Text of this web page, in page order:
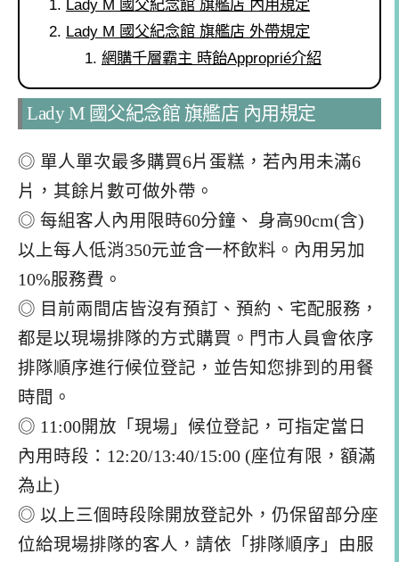
Lady M 國父紀念館 旗艦店 內用規定
Lady M 國父紀念館 旗艦店 外帶規定
網購千層霸主 時飴Approprié介紹
Lady M 國父紀念館 旗艦店 內用規定
◎ 單人單次最多購買6片蛋糕，若內用未滿6
片，其餘片數可做外帶。
◎ 每組客人內用限時60分鐘、 身高90cm(含)
以上每人低消350元並含一杯飲料。內用另加
10%服務費。
◎ 目前兩間店皆沒有預訂、預約、宅配服務，
都是以現場排隊的方式購買。門市人員會依序
排隊順序進行候位登記，並告知您排到的用餐
時間。
◎ 11:00開放「現場」候位登記，可指定當日
內用時段：12:20/13:40/15:00 (座位有限，額滿
為止)
◎ 以上三個時段除開放登記外，仍保留部分座
位給現場排隊的客人，請依「排隊順序」由服